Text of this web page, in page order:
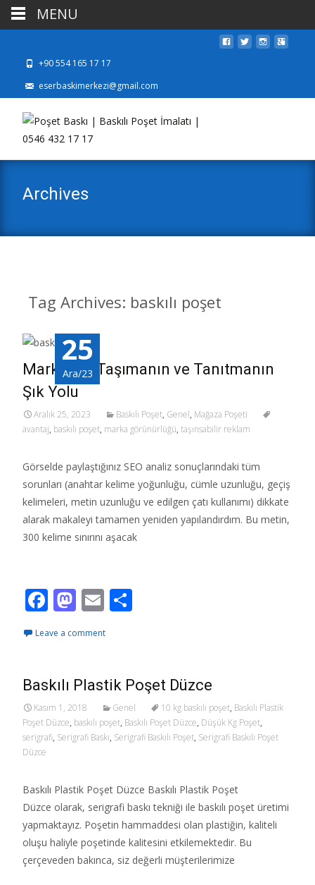
+90 554 165 17 17
eserbaskimerkezi@gmail.com
Archives
Tag Archives: baskılı poşet
25
Ara/23
Markanızı Taşımanın ve Tanıtmanın
Şık Yolu
Aralık 25, 2023 Baskılı Poşet, Genel, Mağaza Poşeti
avantaj, baskılı poşet, marka görünürlüğü, taşınsabilir reklam
Görselde paylaştığınız SEO analiz sonuçlarındaki tüm
sorunları (anahtar kelime yoğunluğu, cümle uzunluğu, geçiş
kelimeleri, metin uzunluğu ve edilgen çatı kullanımı) dikkate
alarak makaleyi tamamen yeniden yapılandırdım. Bu metin,
300 kelime sınırını aşacak
F
e
o
o
k
M
to
o
n
E
ai
Leave a comment
Baskılı Plastik Poşet Düzce
Kasım 1, 2018 Genel 10 kg baskılı poşet, Baskılı Plastik
Poşet Düzce, baskılı poşet, Baskılı Poşet Düzce, Düşük Kg Poşet,
serigrafi, Serigrafi Baskı, Serigrafi Baskılı Poşet, Serigrafi Baskılı Poşet
Düzce
Baskılı Plastik Poşet Düzce Baskılı Plastik Poşet
Düzce olarak, serigrafi baskı tekniği ile baskılı poşet üretimi
yapmaktayız. Poşetin hammaddesi olan plastiğin, kaliteli
oluşu haliyle poşetinde kalitesini etkilemektedir. Bu
çerçeveden bakınca, siz değerli müşterilerimize
MENU